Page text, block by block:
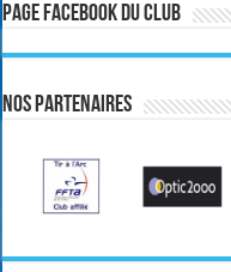
Page Facebook du club
Nos partenaires